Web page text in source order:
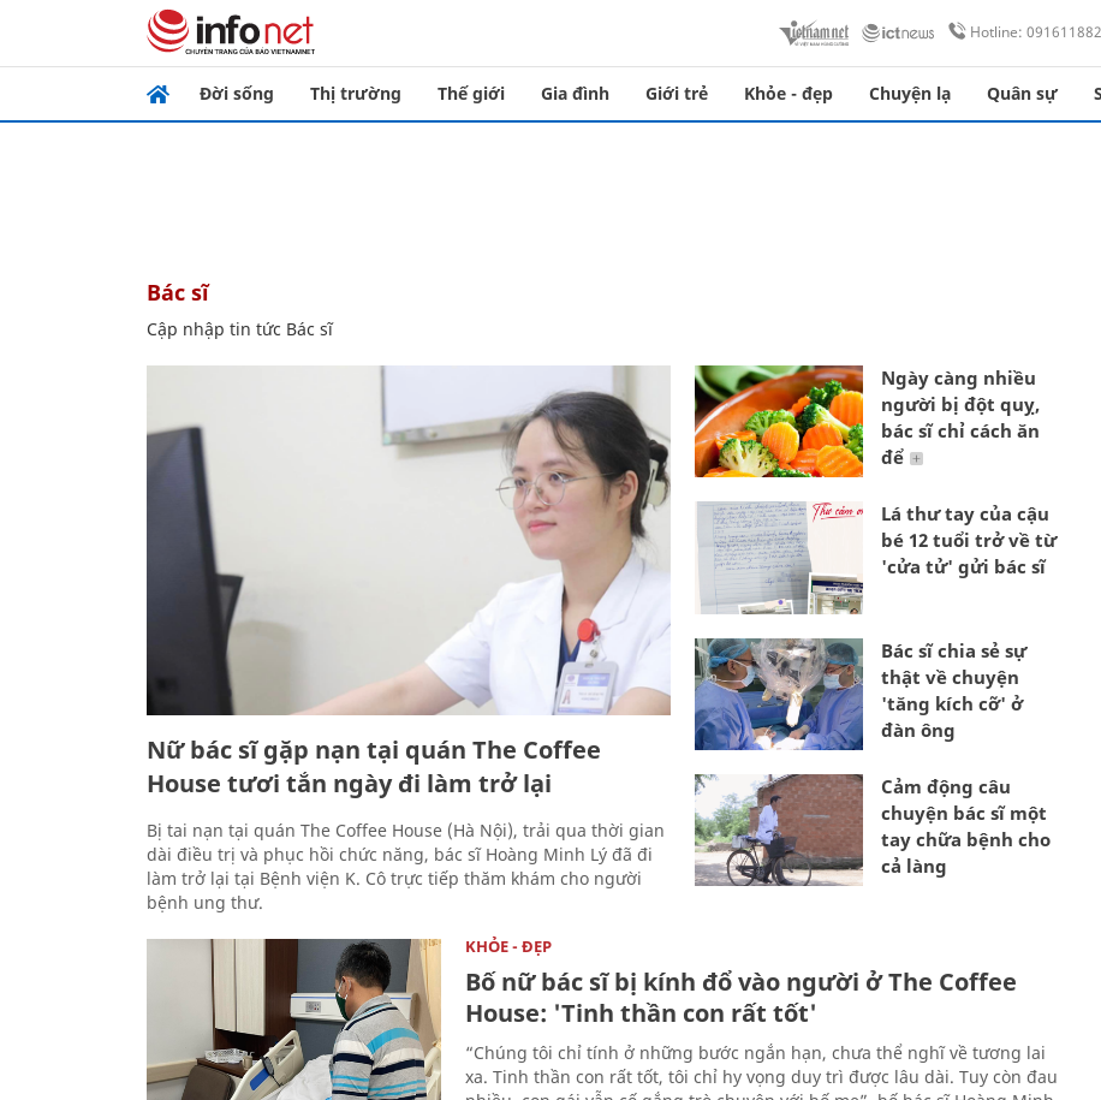
Hotline:
Đời sống Thị trường Thế giới Gia đình Giới trẻ Khỏe - đẹp Chuyện lạ Quân sự
Bác sĩ
Cập nhập tin tức Bác sĩ
Nữ bác sĩ gặp nạn tại quán The Coffee
House tươi tắn ngày đi làm trở lại
Bị tai nạn tại quán The Coffee House (Hà Nội), trải qua thời gian
dài điều trị và phục hồi chức năng, bác sĩ Hoàng Minh Lý đã đi
làm trở lại tại Bệnh viện K. Cô trực tiếp thăm khám cho người
bệnh ung thư.
Ngày càng nhiều
người bị đột quỵ,
bác sĩ chỉ cách ăn
để
Lá thư tay của cậu
bé 12 tuổi trở về từ
'cửa tử' gửi bác sĩ
Bác sĩ chia sẻ sự
thật về chuyện
'tăng kích cỡ' ở
đàn ông
Cảm động câu
chuyện bác sĩ một
tay chữa bệnh cho
cả làng
KHỎE - ĐẸP
Bố nữ bác sĩ bị kính đổ vào người ở The Coffee
House: 'Tinh thần con rất tốt'
“Chúng tôi chỉ tính ở những bước ngắn hạn, chưa thể nghĩ về tương lai
xa. Tinh thần con rất tốt, tôi chỉ hy vọng duy trì được lâu dài. Tuy còn đau